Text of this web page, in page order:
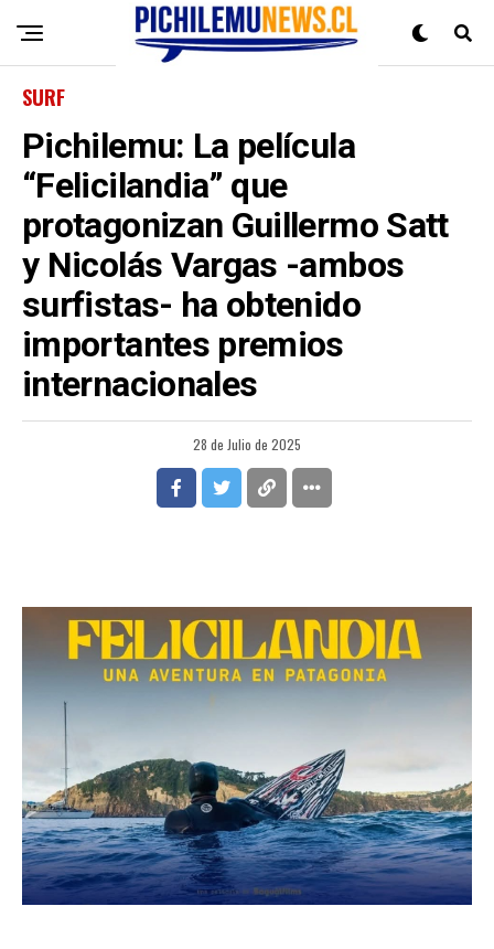
SURF
Pichilemu: La película
“Felicilandia” que
protagonizan Guillermo Satt
y Nicolás Vargas -ambos
surfistas- ha obtenido
importantes premios
internacionales
28 de Julio de 2025